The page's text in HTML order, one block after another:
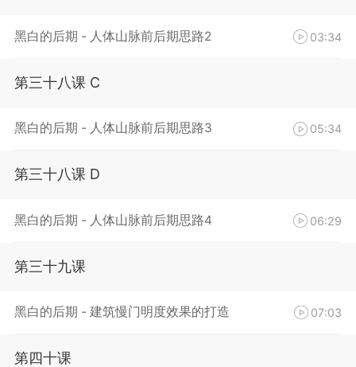
黑白的后期 - 人体山脉前后期思路2 03:34
第三十八课 C
黑白的后期 - 人体山脉前后期思路3 05:34
第三十八课 D
黑白的后期 - 人体山脉前后期思路4 06:29
第三十九课
黑白的后期 - 建筑慢门明度效果的打造 07:03
第四十课